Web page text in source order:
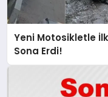
Yeni Motosikletle
Sona Erdi!